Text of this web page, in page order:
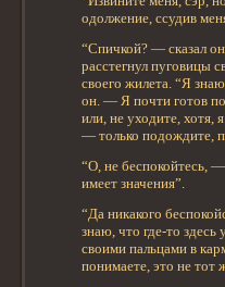
одолжение, ссудив
“Спичкой? — сказал
расстегнул пуговицы
своего жилета. “Я
он. — Я почти готов
или, не уходите, хотя,
— только подождите,
“О, не беспокойтесь,
имеет значения”.
“Да никакого
знаю, что где-то
своими пальцами в
понимаете, это не